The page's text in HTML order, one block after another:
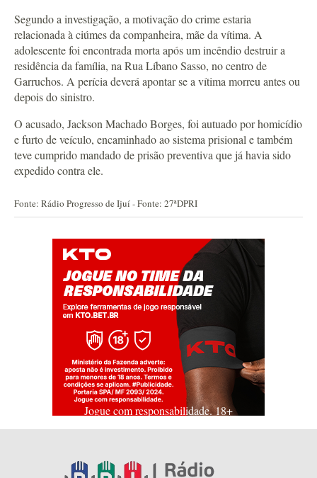
Segundo a investigação, a motivação do crime estaria
relacionada à ciúmes da companheira, mãe da vítima. A
adolescente foi encontrada morta após um incêndio destruir a
residência da família, na Rua Líbano Sasso, no centro de
Garruchos. A perícia deverá apontar se a vítima morreu antes ou
depois do sinistro.
O acusado, Jackson Machado Borges, foi autuado por homicídio
e furto de veículo, encaminhado ao sistema prisional e também
teve cumprido mandado de prisão preventiva que já havia sido
expedido contra ele.
Fonte: Rádio Progresso de Ijuí - Fonte: 27ªDPRI
Jogue com responsabilidade. 18+